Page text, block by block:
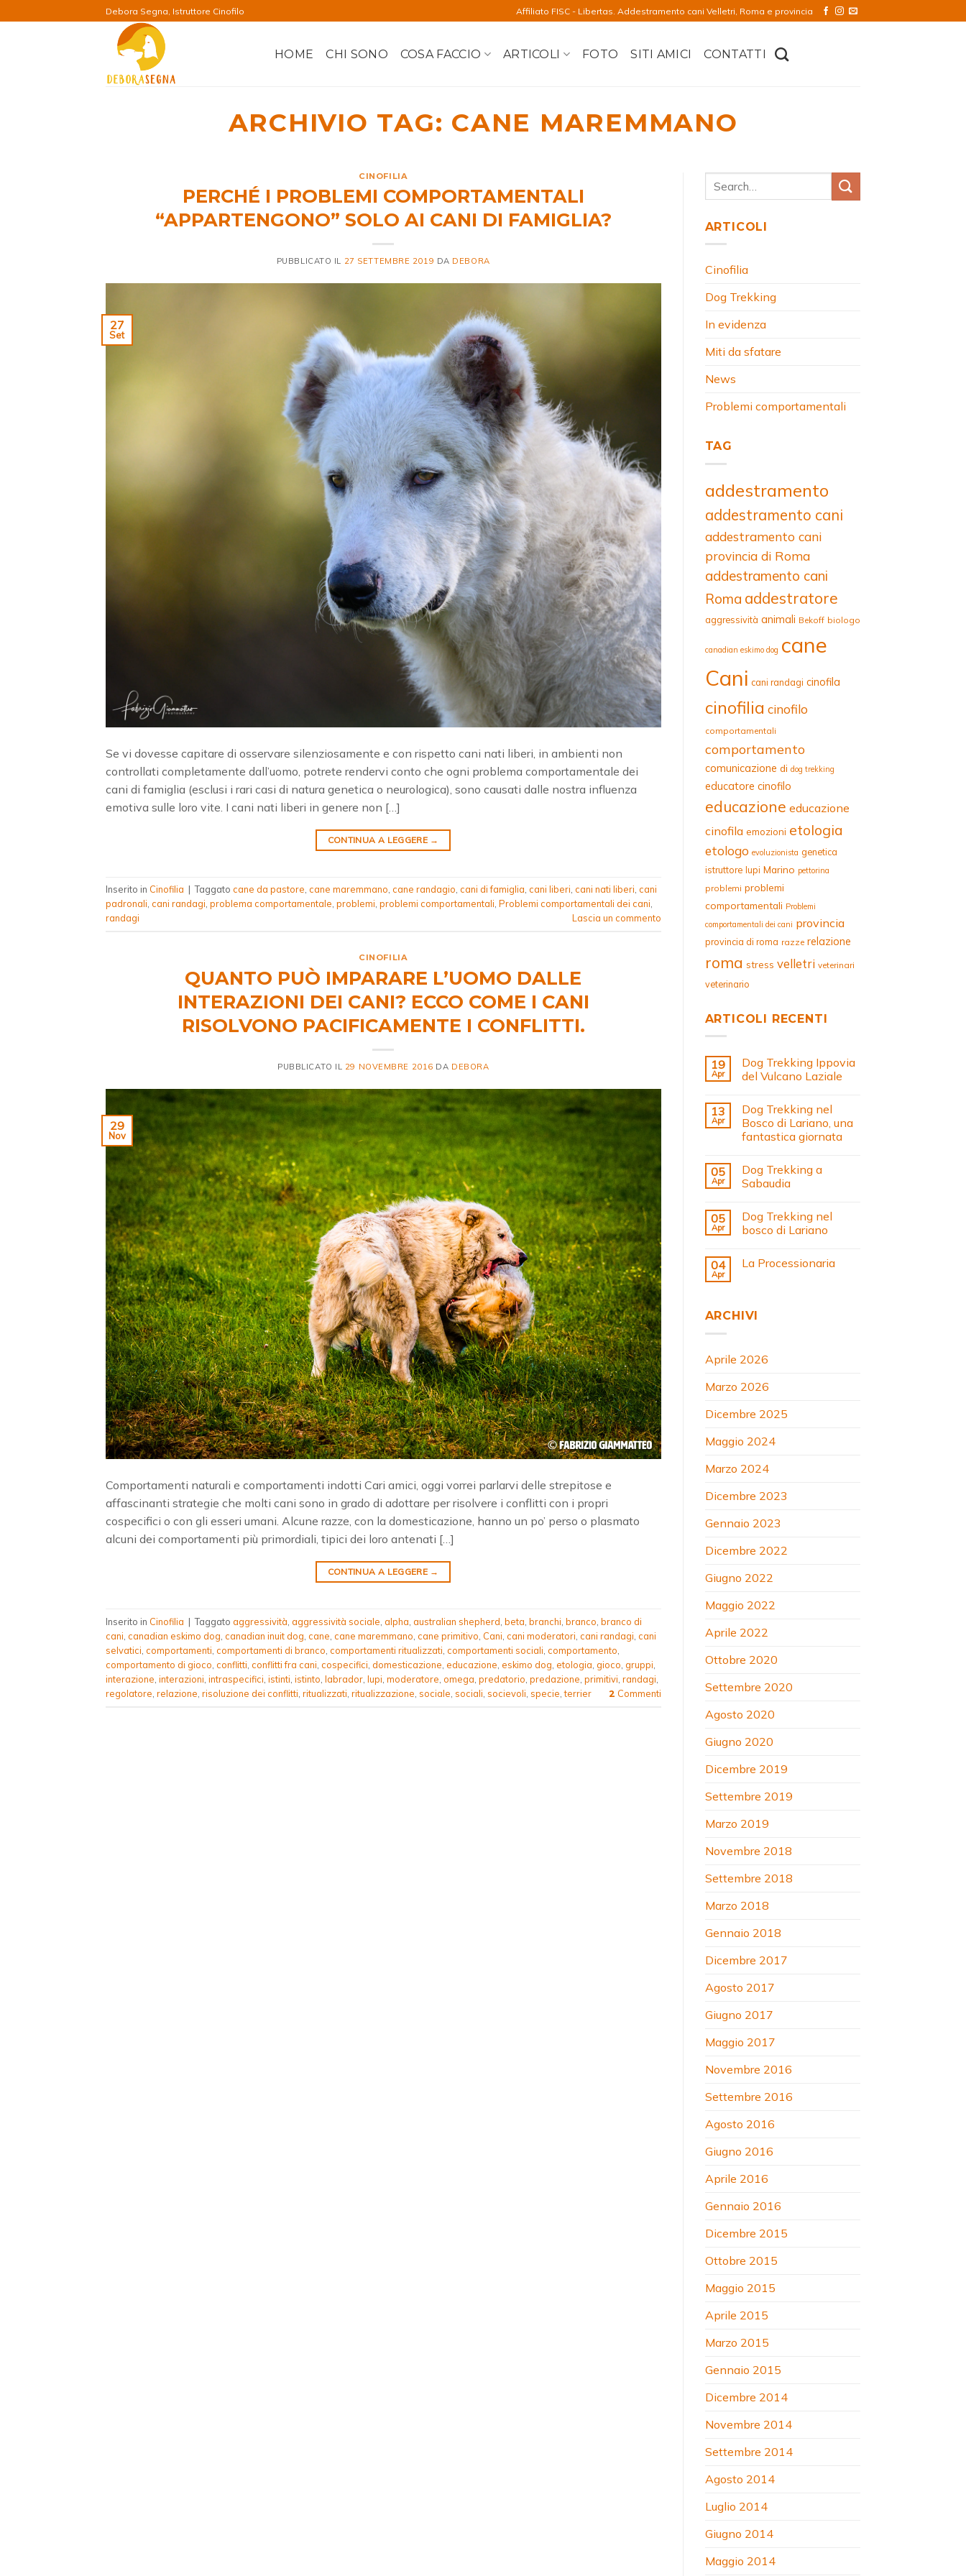
ai
Debora Segna, Istruttore Cinofilo Affiliato FISC - Libertas. Addestramento cani Velletri, Roma e provincia
HOME CHI SONO COSA FACCIO ARTICOLI FOTO SITI AMICI CONTATTI
ARCHIVIO TAG: CANE MAREMMANO
CINOFILIA
PERCHÉ I PROBLEMI COMPORTAMENTALI
“APPARTENGONO” SOLO AI CANI DI FAMIGLIA?
PUBBLICATO IL 27 SETTEMBRE 2019 DA DEBORA
27
Set
Se vi dovesse capitare di osservare silenziosamente e con rispetto cani nati liberi, in ambienti non
controllati completamente dall’uomo, potrete rendervi conto che ogni problema comportamentale dei
cani di famiglia (esclusi i rari casi di natura genetica o neurologica), sono causati dalle nostra influenza
emotiva sulle loro vite. I cani nati liberi in genere non […]
CONTINUA A LEGGERE →
Inserito in Cinofilia | Taggato cane da pastore, cane maremmano, cane randagio, cani di famiglia, cani liberi, cani nati liberi, cani
padronali, cani randagi, problema comportamentale, problemi, problemi comportamentali, Problemi comportamentali dei cani,
randagi
Lascia un commento
CINOFILIA
QUANTO PUÒ IMPARARE L’UOMO DALLE
INTERAZIONI DEI CANI? ECCO COME I CANI
RISOLVONO PACIFICAMENTE I CONFLITTI.
PUBBLICATO IL 29 NOVEMBRE 2016 DA DEBORA
29
Nov
Comportamenti naturali e comportamenti indotti Cari amici, oggi vorrei parlarvi delle strepitose e
affascinanti strategie che molti cani sono in grado di adottare per risolvere i conflitti con i propri
cospecifici o con gli esseri umani. Alcune razze, con la domesticazione, hanno un po’ perso o plasmato
alcuni dei comportamenti più primordiali, tipici dei loro antenati […]
CONTINUA A LEGGERE →
Inserito in Cinofilia | Taggato aggressività aggressività sociale alpha australian shepherd beta branchi branco branco di
cani canadian eskimo dog canadian inuit dog cane cane maremmano cane primitivo Cani cani moderatori cani randagi cani
selvatici comportamenti comportamenti di branco comportamenti ritualizzati comportamenti sociali comportamento
comportamento di gioco conflitti conflitti fra cani cospecifici domesticazione educazione eskimo dog etologia gioco gruppi
interazione interazioni intraspecifici istinti istinto labrador lupi moderatore omega predatorio predazione primitivi randagi
regolatore relazione risoluzione dei conflitti ritualizzati ritualizzazione sociale sociali socievoli specie ,terrier 2 Commenti
ARTICOLI
Cinofilia
Dog Trekking
In evidenza
Miti da sfatare
News
Problemi comportamentali
TAG
addestramento
addestramento cani
addestramento cani
provincia di Roma
addestramento cani
Roma addestratore
aggressività animali Bekoff biologo
canadian eskimo dog cane
Cani cani randagi cinofila
cinofilia cinofilo
comportamentali
comportamento
comunicazione di dog trekking
educatore cinofilo
educazione educazione
cinofila emozioni etologia
etologo evoluzionista genetica
istruttore lupi Marino pettorina
problemi problemi
comportamentali Problemi
comportamentali dei cani provincia
provincia di roma razze relazione
roma stress velletri veterinari
veterinario
ARTICOLI RECENTI
19
Apr
Dog Trekking Ippovia
del Vulcano Laziale
13
Apr
Dog Trekking nel
Bosco di Lariano, una
fantastica giornata
05
Apr
Dog Trekking a
Sabaudia
05
Apr
Dog Trekking nel
bosco di Lariano
04
Apr
La Processionaria
ARCHIVI
Aprile 2026
Marzo 2026
Dicembre 2025
Maggio 2024
Marzo 2024
Dicembre 2023
Gennaio 2023
Dicembre 2022
Giugno 2022
Maggio 2022
Aprile 2022
Ottobre 2020
Settembre 2020
Agosto 2020
Giugno 2020
Dicembre 2019
Settembre 2019
Marzo 2019
Novembre 2018
Settembre 2018
Marzo 2018
Gennaio 2018
Dicembre 2017
Agosto 2017
Giugno 2017
Maggio 2017
Novembre 2016
Settembre 2016
Agosto 2016
Giugno 2016
Aprile 2016
Gennaio 2016
Dicembre 2015
Ottobre 2015
Maggio 2015
Aprile 2015
Marzo 2015
Gennaio 2015
Dicembre 2014
Novembre 2014
Settembre 2014
Agosto 2014
Luglio 2014
Giugno 2014
Maggio 2014